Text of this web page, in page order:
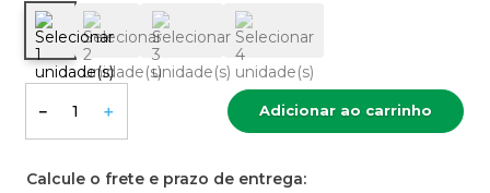
＋
－ Adicionar ao carrinho
Calcule o frete e prazo de entrega: